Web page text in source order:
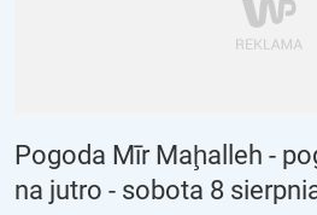
Pogoda Mīr Maḩalleh -
na jutro - sobota 8